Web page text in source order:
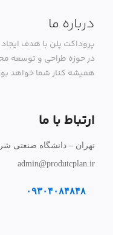
درباره ما
پروداکت پلن با هدف
در حوزه طراحی و توسعه
همیشه کنار شما خواهد
ارتباط با ما
تهران – دانشگاه صنعتی
admin@produtcplan.ir
۰۹۳۰۴۰۸۴۸۴۸